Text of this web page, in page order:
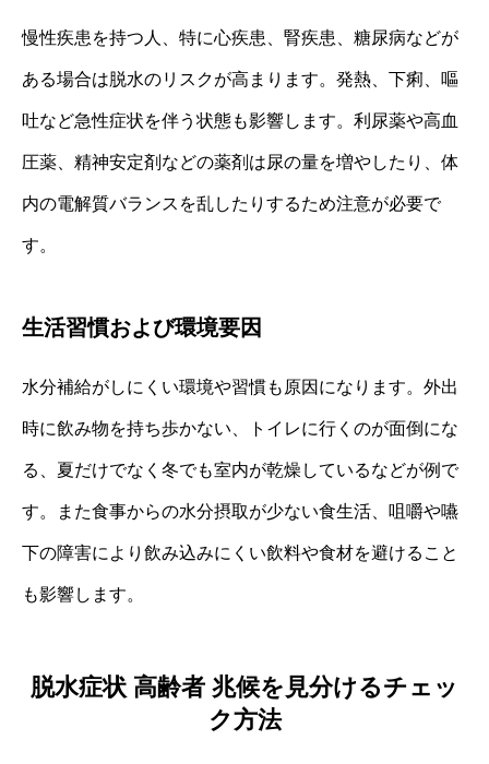
慢性疾患を持つ人、特に心疾患、腎疾患、糖尿病などが
ある場合は脱水のリスクが高まります。発熱、下痢、嘔
吐など急性症状を伴う状態も影響します。利尿薬や高血
圧薬、精神安定剤などの薬剤は尿の量を増やしたり、体
内の電解質バランスを乱したりするため注意が必要で
す。
生活習慣および環境要因
水分補給がしにくい環境や習慣も原因になります。外出
時に飲み物を持ち歩かない、トイレに行くのが面倒にな
る、夏だけでなく冬でも室内が乾燥しているなどが例で
す。また食事からの水分摂取が少ない食生活、咀嚼や嚥
下の障害により飲み込みにくい飲料や食材を避けること
も影響します。
脱水症状 高齢者 兆候を見分けるチェッ
ク方法